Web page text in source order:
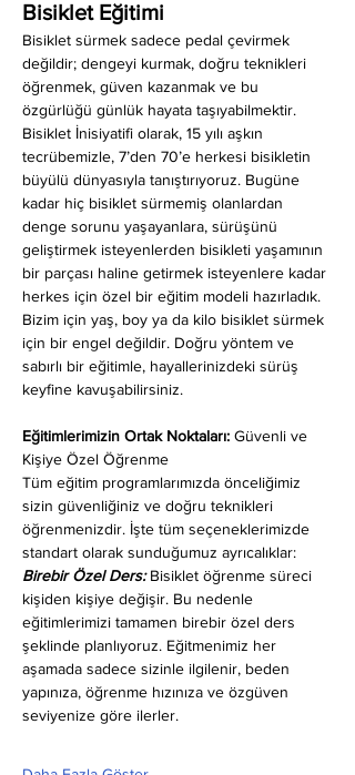
Bisiklet Eğitimi
Bisiklet sürmek sadece pedal çevirmek
değildir; dengeyi kurmak, doğru teknikleri
öğrenmek, güven kazanmak ve bu
özgürlüğü günlük hayata taşıyabilmektir.
Bisiklet İnisiyatifi olarak, 15 yılı aşkın
tecrübemizle, 7’den 70’e herkesi bisikletin
büyülü dünyasıyla tanıştırıyoruz. Bugüne
kadar hiç bisiklet sürmemiş olanlardan
denge sorunu yaşayanlara, sürüşünü
geliştirmek isteyenlerden bisikleti yaşamının
bir parçası haline getirmek isteyenlere kadar
herkes için özel bir eğitim modeli hazırladık.
Bizim için yaş, boy ya da kilo bisiklet sürmek
için bir engel değildir. Doğru yöntem ve
sabırlı bir eğitimle, hayallerinizdeki sürüş
keyfine kavuşabilirsiniz.
Eğitimlerimizin Ortak Noktaları: Güvenli ve
Kişiye Özel Öğrenme
Tüm eğitim programlarımızda önceliğimiz
sizin güvenliğiniz ve doğru teknikleri
öğrenmenizdir. İşte tüm seçeneklerimizde
standart olarak sunduğumuz ayrıcalıklar:
Birebir Özel Ders: Bisiklet öğrenme süreci
kişiden kişiye değişir. Bu nedenle
eğitimlerimizi tamamen birebir özel ders
şeklinde planlıyoruz. Eğitmenimiz her
aşamada sadece sizinle ilgilenir, beden
yapınıza, öğrenme hızınıza ve özgüven
seviyenize göre ilerler.